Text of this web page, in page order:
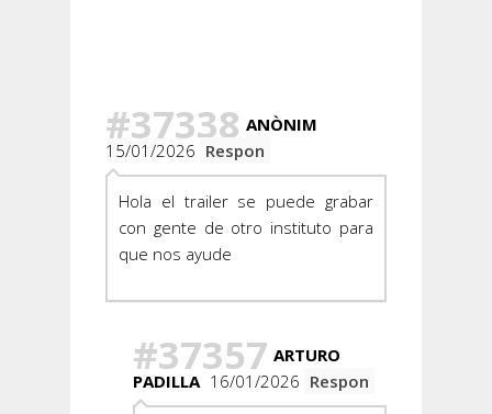
#37338 ANÒNIM
15/01/2026 Respon
Hola el trailer se puede grabar
con gente de otro instituto para
que nos ayude
#37357 ARTURO
PADILLA 16/01/2026 Respon